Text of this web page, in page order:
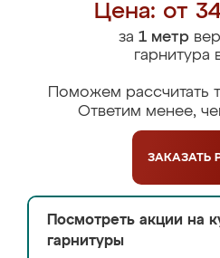
Цена: от
за 1 метр
гарнитура
Поможем рассчитать
Ответим менее,
ЗАКАЗАТЬ
Посмотреть акции на
гарнитуры